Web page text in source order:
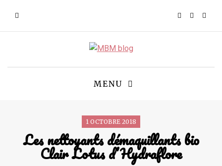
MENU
1 OCTOBRE 2018
Les nettoyants démaquillants bio
Clair Lotus d’Hydraflore